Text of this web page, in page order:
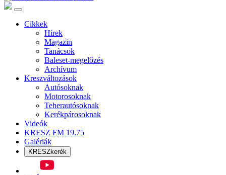
Cikkek
Hírek
Magazin
Tanácsok
Baleset-megelőzés
Archívum
Kreszváltozások
Autósoknak
Motorosoknak
Teherautósoknak
Kerékpárosoknak
Videók
KRESZ FM 19.75
Galériák
KRESZkerék